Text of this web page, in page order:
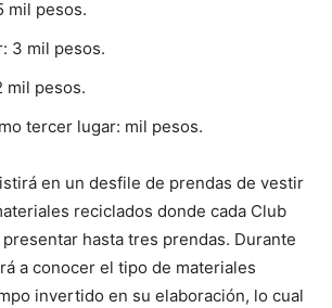
mil pesos.
3 mil pesos.
mil pesos.
tercer lugar: mil pesos.
en un desfile de prendas de vestir
reciclados donde cada Club
hasta tres prendas. Durante
a conocer el tipo de materiales
invertido en su elaboración, lo cual